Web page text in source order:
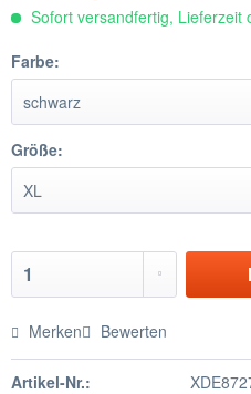
Sofort versandfertig, Lieferzeit
Farbe:
Größe:
Merken Bewerten
Artikel-Nr.: